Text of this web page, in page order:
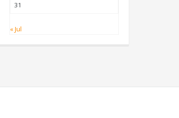
31
« Jul